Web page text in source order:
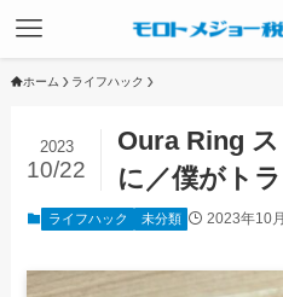
ホーム ライフハック
Oura Ring
に／僕がト
2023
10/22
ライフハック 未分類 2023年10